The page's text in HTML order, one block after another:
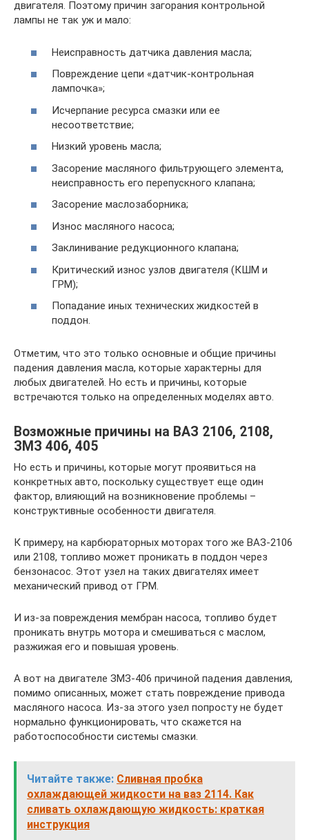
двигателя. Поэтому причин загорания контрольной
лампы не так уж и мало:
Неисправность датчика давления масла;
Повреждение цепи «датчик-контрольная
лампочка»;
Исчерпание ресурса смазки или ее
несоответствие;
Низкий уровень масла;
Засорение масляного фильтрующего элемента,
неисправность его перепускного клапана;
Засорение маслозаборника;
Износ масляного насоса;
Заклинивание редукционного клапана;
Критический износ узлов двигателя (КШМ и
ГРМ);
Попадание иных технических жидкостей в
поддон.
Отметим, что это только основные и общие причины
падения давления масла, которые характерны для
любых двигателей. Но есть и причины, которые
встречаются только на определенных моделях авто.
Возможные причины на ВАЗ 2106, 2108,
ЗМЗ 406, 405
Но есть и причины, которые могут проявиться на
конкретных авто, поскольку существует еще один
фактор, влияющий на возникновение проблемы –
конструктивные особенности двигателя.
К примеру, на карбюраторных моторах того же ВАЗ-2106
или 2108, топливо может проникать в поддон через
бензонасос. Этот узел на таких двигателях имеет
механический привод от ГРМ.
И из-за повреждения мембран насоса, топливо будет
проникать внутрь мотора и смешиваться с маслом,
разжижая его и повышая уровень.
А вот на двигателе ЗМЗ-406 причиной падения давления,
помимо описанных, может стать повреждение привода
масляного насоса. Из-за этого узел попросту не будет
нормально функционировать, что скажется на
работоспособности системы смазки.
Читайте также: Сливная пробка
охлаждающей жидкости на ваз 2114. Как
сливать охлаждающую жидкость: краткая
инструкция